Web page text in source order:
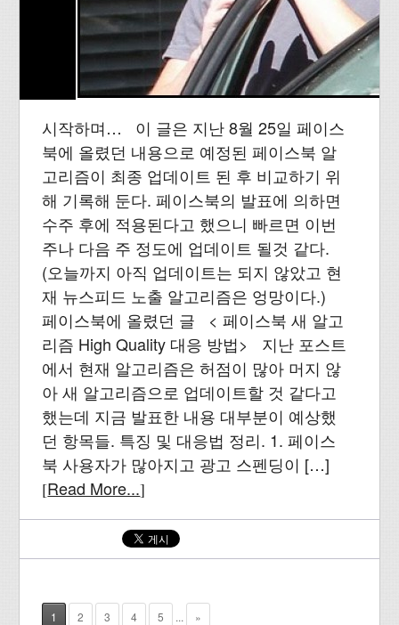
시작하며… 이 글은 지난 8월 25일 페이스
북에 올렸던 내용으로 예정된 페이스북 알
고리즘이 최종 업데이트 된 후 비교하기 위
해 기록해 둔다. 페이스북의 발표에 의하면
수주 후에 적용된다고 했으니 빠르면 이번
주나 다음 주 정도에 업데이트 될것 같다.
(오늘까지 아직 업데이트는 되지 않았고 현
재 뉴스피드 노출 알고리즘은 엉망이다.)
페이스북에 올렸던 글 < 페이스북 새 알고
리즘 High Quality 대응 방법> 지난 포스트
에서 현재 알고리즘은 허점이 많아 머지 않
아 새 알고리즘으로 업데이트할 것 같다고
했는데 지금 발표한 내용 대부분이 예상했
던 항목들. 특징 및 대응법 정리. 1. 페이스
북 사용자가 많아지고 광고 스펜딩이 […]
[Read More...]
1 2 3 4 5 ... »